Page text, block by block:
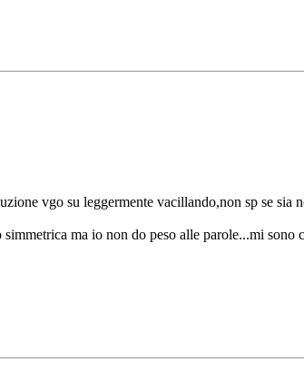
vgo su leggermente vacillando,non sp se sia
ma io non do peso alle parole...mi